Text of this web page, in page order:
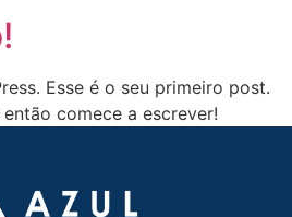
Esse é o seu primeiro post.
comece a escrever!